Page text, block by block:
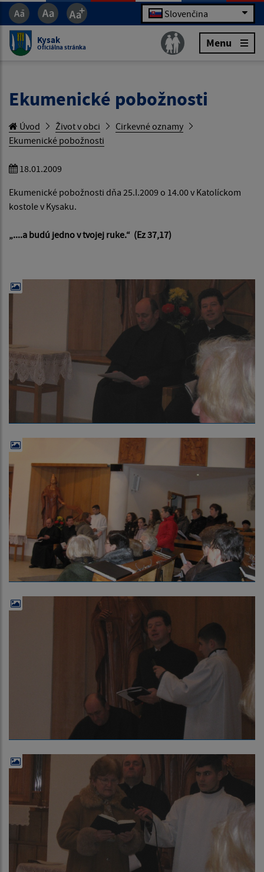
Slovenčina
Kysak
Oficiálna stránka Menu
Ekumenické pobožnosti
Úvod Život v obci
Cirkevné oznamy
Ekumenické pobožnosti
18.01.2009
Ekumenické pobožnosti dňa 25.I.2009 o 14.00 v Katolíckom
kostole v Kysaku.
„....a budú jedno v tvojej ruke.“ (Ez 37,17)